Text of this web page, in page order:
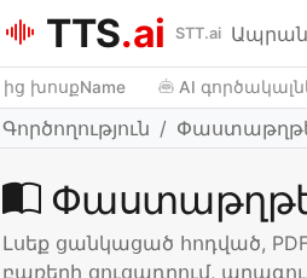
TTS.ai STT.ai
խոսքName AI
Գործողություն
Լսեք ցանկացած հոդված,
բառերի ցուցադրում,